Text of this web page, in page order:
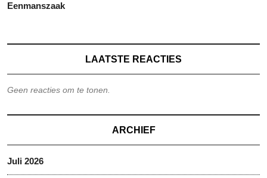
Eenmanszaak
LAATSTE REACTIES
Geen reacties om te tonen.
ARCHIEF
Juli 2026